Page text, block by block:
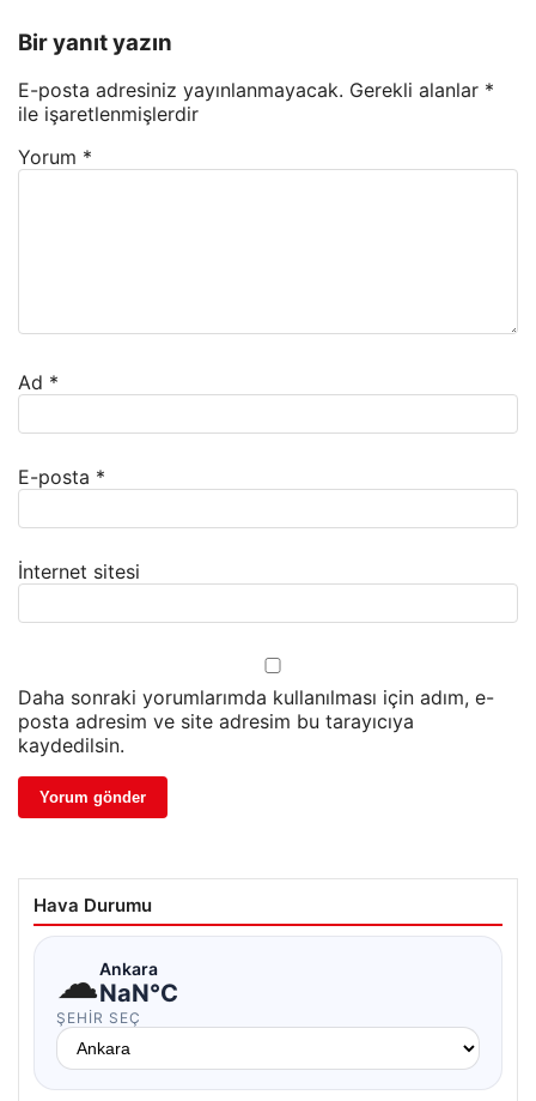
Bir yanıt yazın
E-posta adresiniz yayınlanmayacak. Gerekli alanlar *
ile işaretlenmişlerdir
Yorum *
Ad *
E-posta *
İnternet sitesi
Daha sonraki yorumlarımda kullanılması için adım, e-
posta adresim ve site adresim bu tarayıcıya
kaydedilsin.
Hava Durumu
☁Ankara
NaN°C
ŞEHIR SEÇ